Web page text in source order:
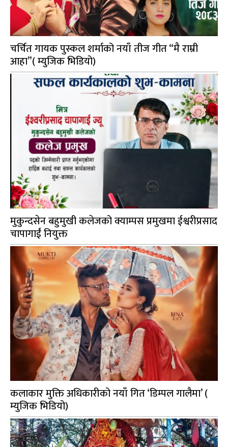
चर्चित गायक पुस्कल शर्माको नयाँ तीज गीत “मै राम्री
आहा”( म्युजिक भिडियो)
मुकुन्दसेन बहुमुखी कलेजको क्याम्पस प्रमुखमा ईश्वरीप्रसाद
चापागाईं नियुक्त
कलाकार मुक्ति अधिकारीको नयाँ गित ‘डिम्पल गालैमा’ (
म्युजिक भिडियो)